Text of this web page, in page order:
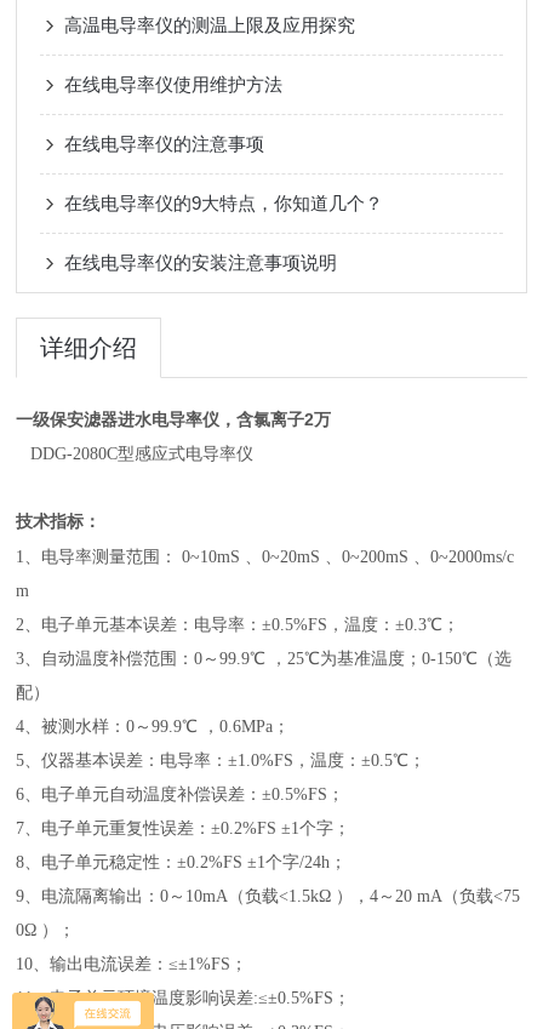
高温电导率仪的测温上限及应用探究
在线电导率仪使用维护方法
在线电导率仪的注意事项
在线电导率仪的9大特点，你知道几个？
在线电导率仪的安装注意事项说明
详细介绍
一级保安滤器进水电导率仪，含氯离子2万
DDG-2080C型感应式电导率仪
技术指标：
1、电导率测量范围：
0~10mS 、0~20mS 、0~200mS 、0~2000ms/c
m
2、电子单元基本误差：电导率：±0.5%FS，温度：±0.3℃；
3、自动温度补偿范围：0～99.9℃ ，25℃为基准温度；0-150℃ （选
配）
4、被测水样：0～99.9℃ ，0.6MPa；
5、仪器基本误差：电导率：±1.0%FS，温度：±0.5℃；
6、电子单元自动温度补偿误差：±0.5%FS；
7、电子单元重复性误差：±0.2%FS ±1个字；
8、电子单元稳定性：±0.2%FS ±1个字/24h；
9、电流隔离输出：0～10mA（负载<1.5kΩ ），4～20 mA（负载<75
0Ω ）；
10、输出电流误差：≤±1%FS；
11、电子单元环境温度影响误差:≤±0.5%FS；